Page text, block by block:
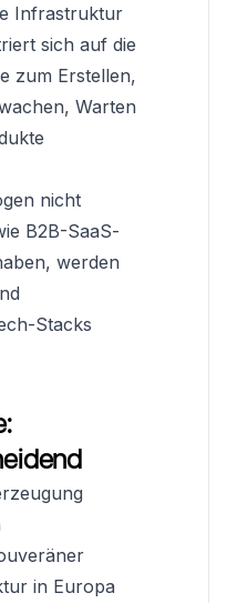
Infrastruktur
sich auf die
zum Erstellen,
Warten
nicht
B2B-SaaS-
werden
Stacks
in Europa